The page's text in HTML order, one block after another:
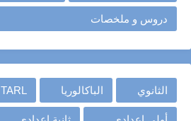
دروس و ملخصات
الثانوي الباكالوريا TARL